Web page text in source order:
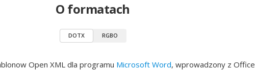
O formatach
DOTX RGBO
Open XML dla programu Microsoft Word, wprowadzony z Office